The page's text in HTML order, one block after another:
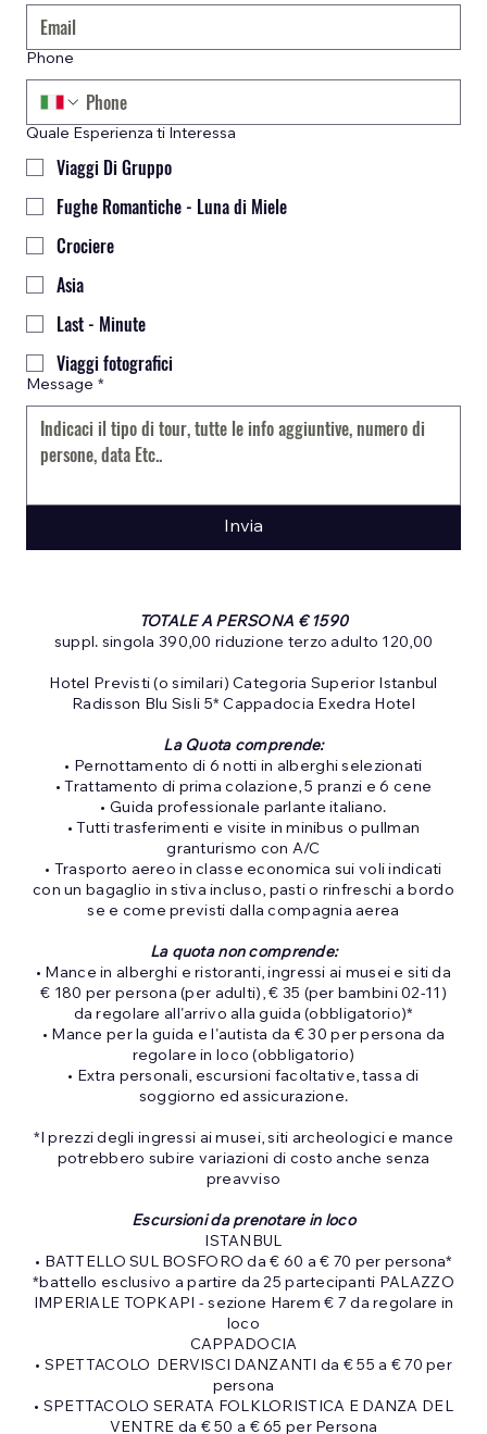
TOTALE A PERSONA € 1590
suppl. singola 390,00 riduzione terzo adulto 120,00
Hotel Previsti (o similari) Categoria Superior Istanbul
Radisson Blu Sisli 5* Cappadocia Exedra Hotel
La Quota comprende:
• Pernottamento di 6 notti in alberghi selezionati
• Trattamento di prima colazione, 5 pranzi e 6 cene
• Guida professionale parlante italiano.
• Tutti trasferimenti e visite in minibus o pullman
granturismo con A/C
• Trasporto aereo in classe economica sui voli indicati
con un bagaglio in stiva incluso, pasti o rinfreschi a bordo
se e come previsti dalla compagnia aerea
La quota non comprende:
• Mance in alberghi e ristoranti, ingressi ai musei e siti da
€ 180 per persona (per adulti), € 35 (per bambini 02-11)
da regolare all'arrivo alla guida (obbligatorio)*
• Mance per la guida e l'autista da € 30 per persona da
regolare in loco (obbligatorio)
• Extra personali, escursioni facoltative, tassa di
soggiorno ed assicurazione.
*I prezzi degli ingressi ai musei, siti archeologici e mance
potrebbero subire variazioni di costo anche senza
preavviso
Escursioni da prenotare in loco
ISTANBUL
• BATTELLO SUL BOSFORO da € 60 a € 70 per persona*
*battello esclusivo a partire da 25 partecipanti PALAZZO
IMPERIALE TOPKAPI - sezione Harem € 7 da regolare in
loco
CAPPADOCIA
• SPETTACOLO DERVISCI DANZANTI da € 55 a € 70 per
persona
• SPETTACOLO SERATA FOLKLORISTICA E DANZA DEL
VENTRE da € 50 a € 65 per Persona
Phone
Quale Esperienza ti Interessa
Viaggi Di Gruppo
Fughe Romantiche - Luna di Miele
Crociere
Asia
Last - Minute
Viaggi fotografici
Message *
Invia